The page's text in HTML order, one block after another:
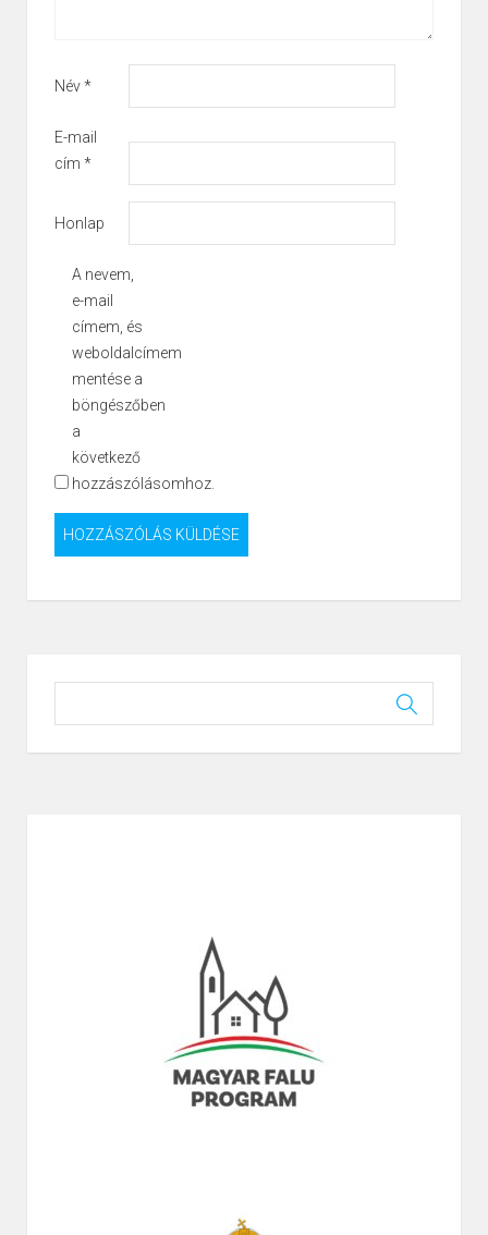
Név*
E-mail
cím *
Honlap
A nevem,
e-mail
címem, és
weboldalcímem
mentése a
böngészőben
a
következő
hozzászólásomhoz.